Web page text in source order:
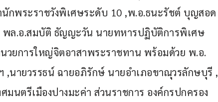
กพระราชวังพิเศษระดับ 10 ,พ.อ.ธนะรัชต์ บุญสอด
พล.อ.สมบัติ ธัญญะวัน นายทหารปฏิบัติการพิเศษ
ยการใหญ่จิตอาสาพระราชทาน พร้อมด้วย พ.อ.
,นายวรรธน์ ฉายอภิรักษ์ นายอำเภอขาณุวรลักษบุรี ,
มนตรีเมืองปางมะค่า ส่วนราชการ องค์กรปกครอง